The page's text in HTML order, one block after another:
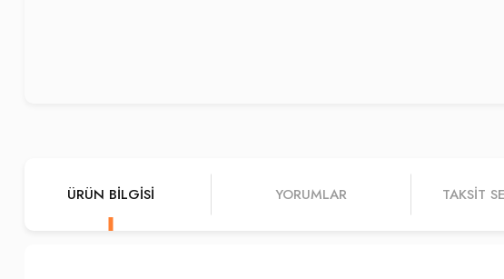
ÜRÜN BILGISI YORUMLAR TAKSIT